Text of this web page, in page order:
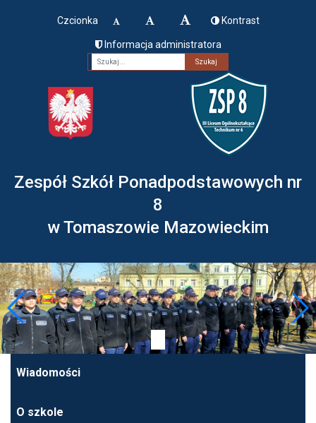
Czcionka Kontrast
Informacja administratora
Fraza
Zespół Szkół Ponadpodstawowych nr
8
w Tomaszowie Mazowieckim
Wiadomości
O szkole